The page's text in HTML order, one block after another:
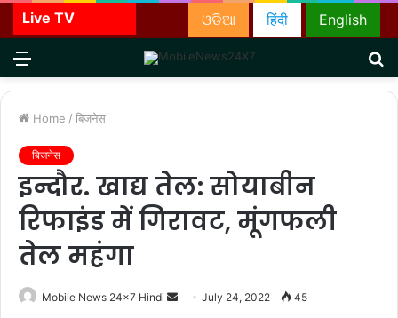
Live TV English
हिंदी
ଓଡିଆ
Menu
Home / बिजनेस
बिजनेस
इन्दौर. खाद्य तेल: सोयाबीन
रिफाइंड में गिरावट, मूंगफली
तेल महंगा
Mobile News 24x7 Hindi
SendJuly 24, 2022 45